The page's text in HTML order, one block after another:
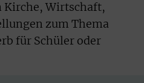
Kirche, Wirtschaft,
zum Thema
für Schüler oder